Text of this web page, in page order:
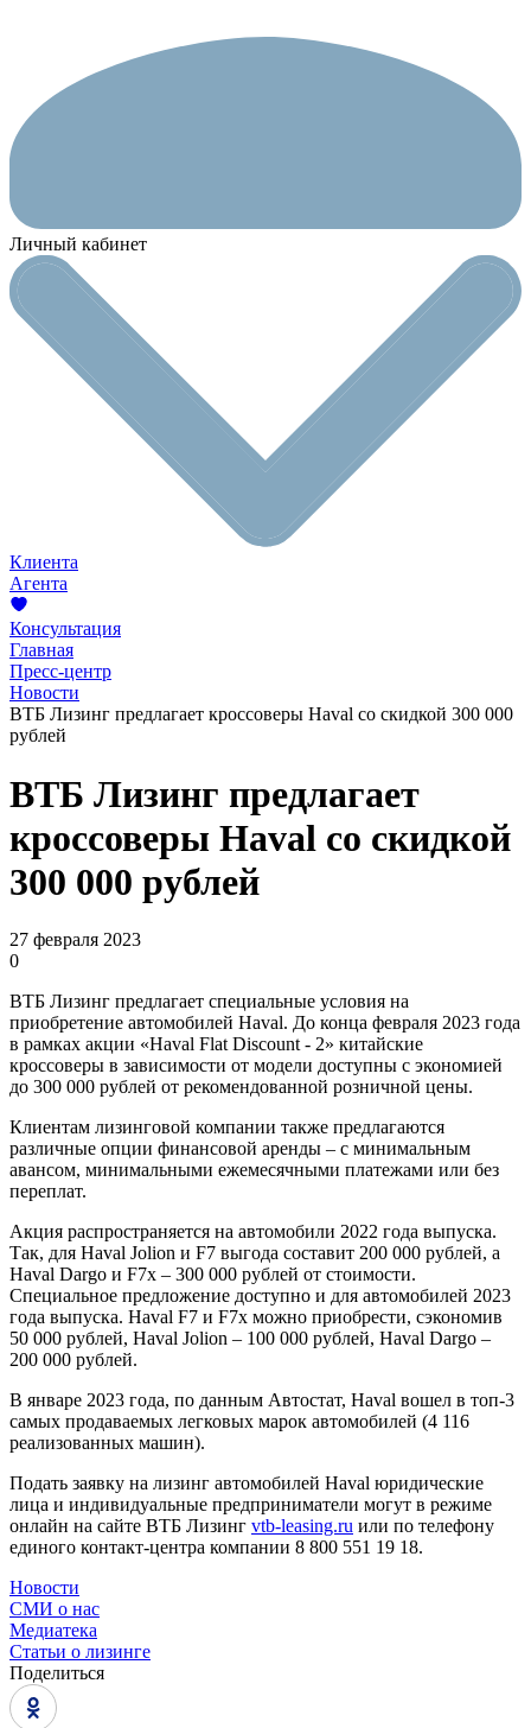
Личный кабинет
Клиента
Агента
Консультация
Главная
Пресс-центр
Новости
ВТБ Лизинг предлагает кроссоверы Haval со скидкой 300 000
рублей
ВТБ Лизинг предлагает
кроссоверы Haval со скидкой
300 000 рублей
27 февраля 2023
0
ВТБ Лизинг предлагает специальные условия на
приобретение автомобилей Haval. До конца февраля 2023 года
в рамках акции «Haval Flat Discount - 2» китайские
кроссоверы в зависимости от модели доступны с экономией
до 300 000 рублей от рекомендованной розничной цены.
Клиентам лизинговой компании также предлагаются
различные опции финансовой аренды – с минимальным
авансом, минимальными ежемесячными платежами или без
переплат.
Акция распространяется на автомобили 2022 года выпуска.
Так, для Haval Jolion и F7 выгода составит 200 000 рублей, а
Haval Dargo и F7x – 300 000 рублей от стоимости.
Специальное предложение доступно и для автомобилей 2023
года выпуска. Haval F7 и F7x можно приобрести, сэкономив
50 000 рублей, Haval Jolion – 100 000 рублей, Haval Dargo –
200 000 рублей.
В январе 2023 года, по данным Автостат, Haval вошел в топ-3
самых продаваемых легковых марок автомобилей (4 116
реализованных машин).
Подать заявку на лизинг автомобилей Haval юридические
лица и индивидуальные предприниматели могут в режиме
онлайн на сайте ВТБ Лизинг vtb-leasing.ru или по телефону
единого контакт-центра компании 8 800 551 19 18.
Новости
СМИ о нас
Медиатека
Статьи о лизинге
Поделиться